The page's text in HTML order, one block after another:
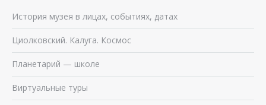
История музея в лицах, событиях, датах
Циолковский. Калуга. Космос
Планетарий — школе
Виртуальные туры